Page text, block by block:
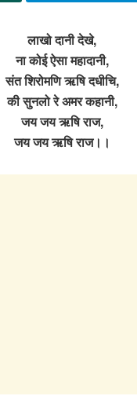
लाखो दानी देखे,
ना कोई ऐसा महादानी,
संत शिरोमणि ऋषि दधीचि,
की सुनलो रे अमर कहानी,
जय जय ऋषि राज,
जय जय ऋषि राज।।